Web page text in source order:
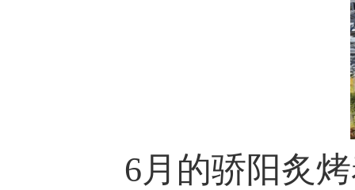
6月的骄阳炙